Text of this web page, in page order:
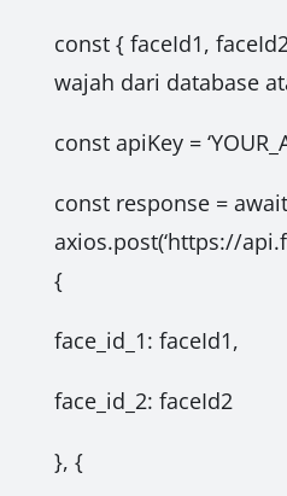
const { faceId1,
wajah dari database
const apiKey =
const response = await
axios.post(‘https://
{
face_id_1: faceId1,
face_id_2: faceId2
}, {